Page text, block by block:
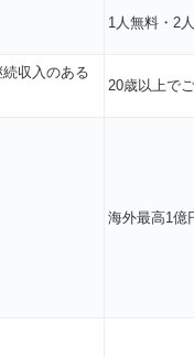
1人無料・2
収入のある
20歳以上で
海外最高1億